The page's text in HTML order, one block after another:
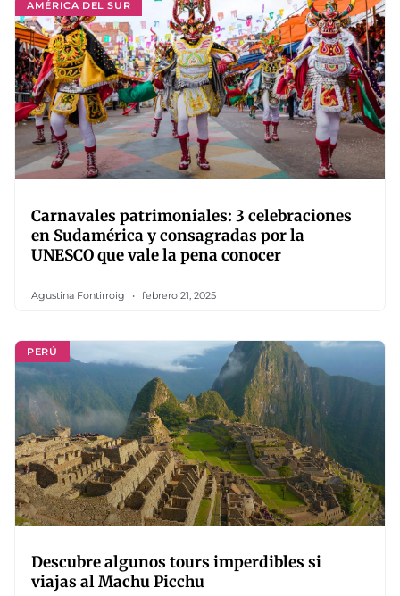
AMÉRICA DEL SUR
Carnavales patrimoniales: 3 celebraciones
en Sudamérica y consagradas por la
UNESCO que vale la pena conocer
Agustina Fontirroig febrero 21, 2025
PERÚ
Descubre algunos tours imperdibles si
viajas al Machu Picchu